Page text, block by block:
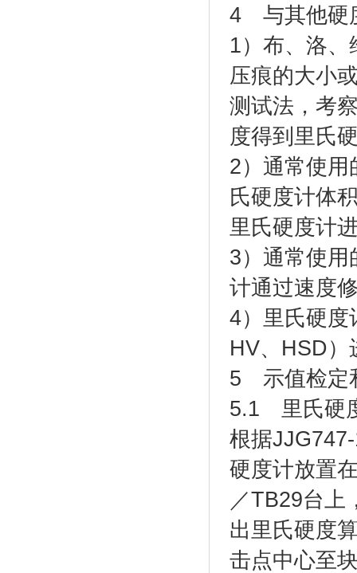
4 与其他硬
1）布、洛
压痕的大小
测试法，考
度得到里氏
2）通常使用
氏硬度计体
里氏硬度计
3）通常使用
计通过速度
4）里氏硬度
HV、HSD）
5 示值检定
5.1 里氏硬
根据
硬度计放置
／TB29台上
出里氏硬度
击点中心至